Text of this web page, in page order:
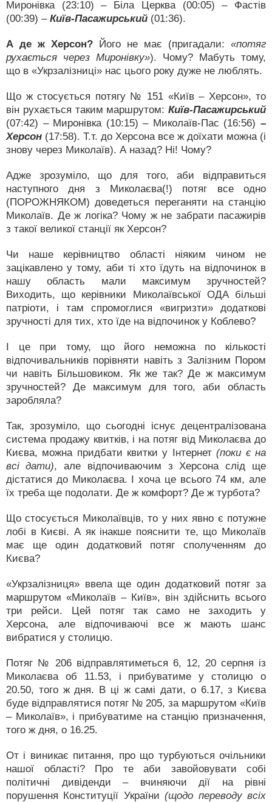
Миронівка (23:10) – Біла Церква (00:05) – Фастів
(00:39) – Київ-Пасажирський (01:36).
А де ж Херсон? Його не має (пригадали: «потяг
рухається через Миронівку»). Чому? Мабуть тому,
що в «Укрзалізниці» нас цього року дуже не люблять.
Що ж стосується потягу № 151 «Київ – Херсон», то
він рухається таким маршрутом: Київ-Пасажирський
(07:42) – Миронівка (10:15) – Миколаїв-Пас (16:56) –
Херсон (17:58). Т.т. до Херсона все ж доїхати можна (і
знову через Миколаїв). А назад? Ні! Чому?
Адже зрозуміло, що для того, аби відправиться
наступного дня з Миколаєва(!) потяг все одно
(ПОРОЖНЯКОМ) доведеться переганяти на станцію
Миколаїв. Де ж логіка? Чому ж не забрати пасажирів
з такої великої станції як Херсон?
Чи наше керівництво області ніяким чином не
зацікавлено у тому, аби ті хто їдуть на відпочинок в
нашу область мали максимум зручностей?
Виходить, що керівники Миколаївської ОДА більші
патріоти, і там спромоглися «вигризти» додаткові
зручності для тих, хто їде на відпочинок у Коблево?
І це при тому, що його неможна по кількості
відпочивальників порівняти навіть з Залізним Пором
чи навіть Більшовиком. Як же так? Де ж максимум
зручностей? Де максимум для того, аби область
заробляла?
Так, зрозуміло, що сьогодні існує децентралізована
система продажу квитків, і на потяг від Миколаєва до
Києва, можна придбати квитки у Інтернет (поки є на
всі дати), але відпочиваючим з Херсона слід ще
дістатися до Миколаєва. І хоча це всього 74 км, але
їх треба ще подолати. Де ж комфорт? Де ж турбота?
Що стосується Миколаївців, то у них явно є потужне
лобі в Києві. А як інакше пояснити те, що Миколаїв
має ще один додатковий потяг сполученням до
Києва?
«Укрзалізниця» ввела ще один додатковий потяг за
маршрутом «Миколаїв – Київ», він здійснить всього
три рейси. Цей потяг так само не заходить у
Херсона, але відпочиваючі все ж мають шанс
вибратися у столицю.
Потяг № 206 відправлятиметься 6, 12, 20 серпня із
Миколаєва об 11.53, і прибуватиме у столицю о
20.50, того ж дня. В ці ж самі дати, о 6.17, з Києва
буде відправлятися потяг № 205, за маршрутом «Київ
– Миколаїв», і прибуватиме на станцію призначення,
того ж дня, о 16.25.
От і виникає питання, про що турбуються очільники
нашої області? Про те аби завойовувати собі
політичні дивіденди – вчиняючи дії на рівні
порушення Конституції України (щодо переводу всіх